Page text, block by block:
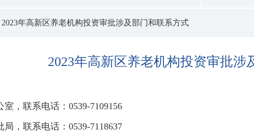
2023年高新区养老机构投资审批涉及部门和联系方式
2023年高新区养老机构投资审批涉
，联系电话：0539-7109156
，联系电话：0539-7118637